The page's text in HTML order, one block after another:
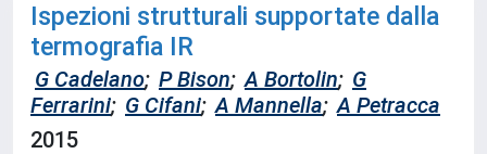
Ispezioni strutturali supportate dalla
termografia IR
G Cadelano; P Bison; A Bortolin; G
Ferrarini; G Cifani; A Mannella; A Petracca
2015